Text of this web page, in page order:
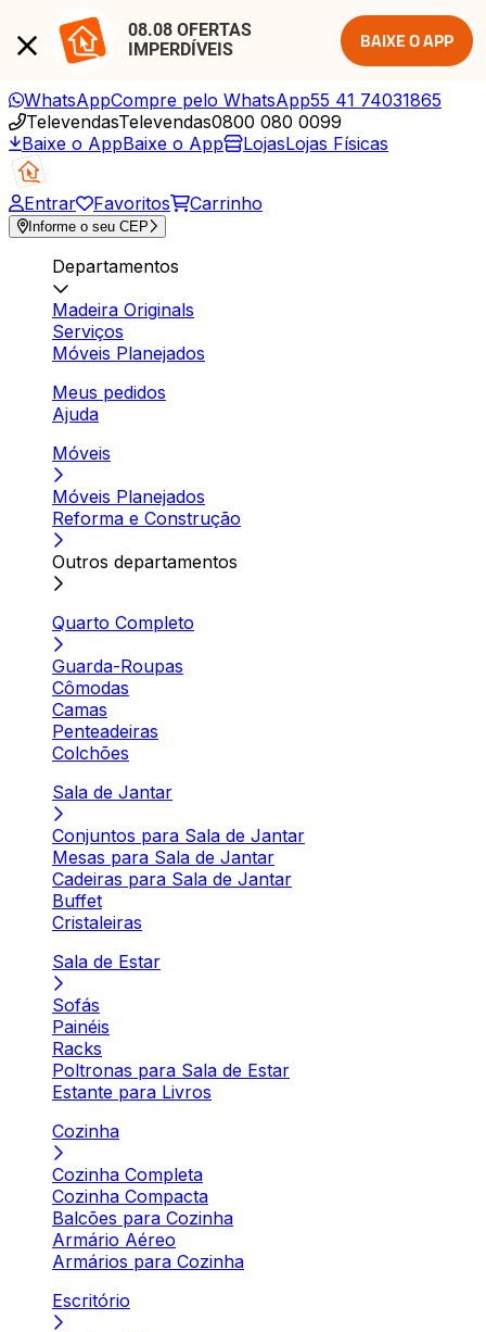
08.08 OFERTAS
IMPERDÍVEIS
BAIXE O APP
WhatsAppCompre pelo WhatsApp55 41 74031865
TelevendasTelevendas0800 080 0099
Baixe o AppBaixe o App LojasLojas Físicas
Entrar Favoritos Carrinho
Informe o seu CEP
Departamentos
Madeira Originals
Serviços
Móveis Planejados
Meus pedidos
Ajuda
Móveis
Móveis Planejados
Reforma e Construção
Outros departamentos
Quarto Completo
Guarda-Roupas
Cômodas
Camas
Penteadeiras
Colchões
Sala de Jantar
Conjuntos para Sala de Jantar
Mesas para Sala de Jantar
Cadeiras para Sala de Jantar
Buffet
Cristaleiras
Sala de Estar
Sofás
Painéis
Racks
Poltronas para Sala de Estar
Estante para Livros
Cozinha
Cozinha Completa
Cozinha Compacta
Balcões para Cozinha
Armário Aéreo
Armários para Cozinha
Escritório